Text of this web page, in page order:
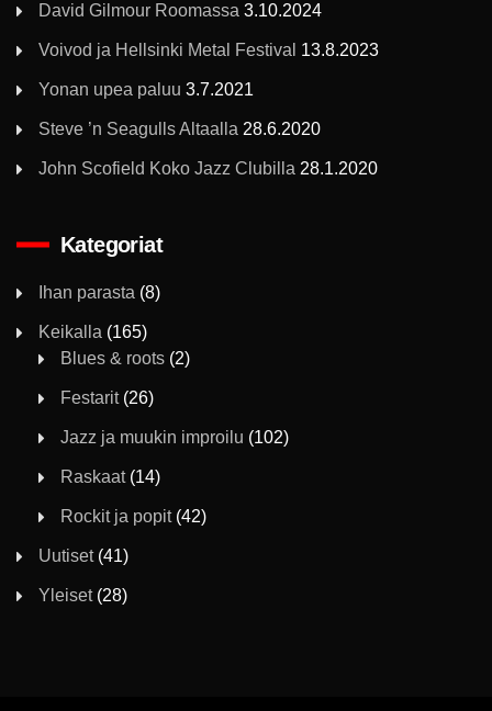
David Gilmour Roomassa 3.10.2024
Voivod ja Hellsinki Metal Festival 13.8.2023
Yonan upea paluu 3.7.2021
Steve ’n Seagulls Altaalla 28.6.2020
John Scofield Koko Jazz Clubilla 28.1.2020
Kategoriat
Ihan parasta (8)
Keikalla (165)
Blues & roots (2)
Festarit(26)
Jazz ja muukin improilu (102)
Raskaat(14)
Rockit ja popit(42)
Uutiset(41)
Yleiset(28)